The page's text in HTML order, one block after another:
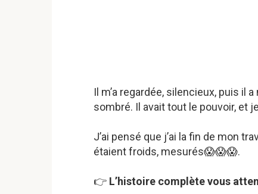
Il m’a regardée, silencieux, puis il
sombré. Il avait tout le pouvoir, et
J’ai pensé que j’ai la fin de mon
étaient froids, mesurés😱😱😱.
👉 L’histoire complète vous